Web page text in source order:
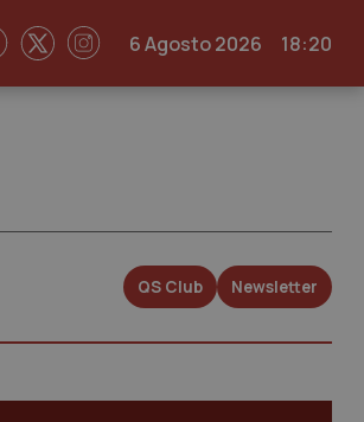
6 Agosto 2026 18:20
QS Club Newsletter